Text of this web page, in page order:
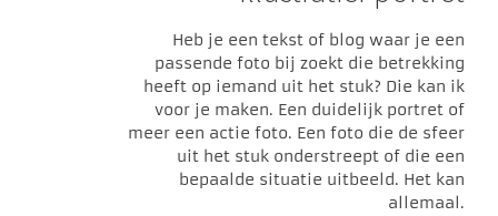
Heb je een tekst of blog waar je een
passende foto bij zoekt die betrekking
heeft op iemand uit het stuk? Die kan ik
voor je maken. Een duidelijk portret of
meer een actie foto. Een foto die de sfeer
uit het stuk onderstreept of die een
bepaalde situatie uitbeeld. Het kan
allemaal.